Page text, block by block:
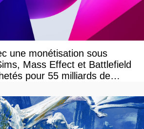
une monétisation sous
Mass Effect et Battlefield
pour 55 milliards de